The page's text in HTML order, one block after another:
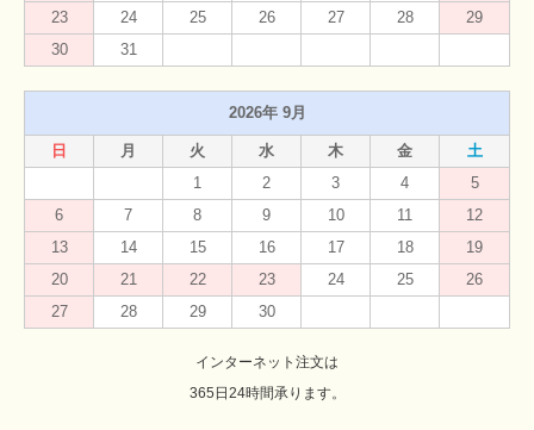
23
24 25 26 27 28
29
30
31
2026年 9月
日 月 火 水 木 金
土
1
2 3 4
5
6
7 8 9 10 11
12
13
14 15 16 17 18
19
20
21 22 23 24 25
26
27
28 29 30
インターネット注文は
365日24時間承ります。